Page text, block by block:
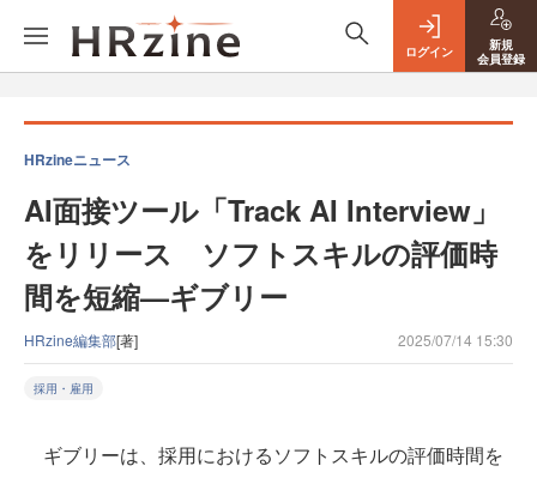
ログイン
新規
会員登録
HRzineニュース
AI面接ツール「Track AI Interview」
をリリース ソフトスキルの評価時
間を短縮—ギブリー
HRzine編集部[著] 2025/07/14 15:30
採用・雇用
ギブリーは、採用におけるソフトスキルの評価時間を